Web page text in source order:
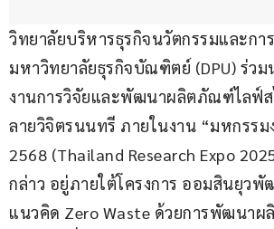
วิทยาลัยบริหารธุรกิจนวัตกรรมและกา
มหาวิทยาลัยธุรกิจบัณฑิตย์ (DPU) ร่วม
งานการวิจัยและพัฒนาผลิตภัณฑ์ไลฟ์
ลายวิจิตรนนทรี ภายในงาน “มหกรร
2568 (Thailand Research Expo
กล่าว อยู่ภายใต้โครงการ ออมสินยุว
แนวคิด Zero Waste ด้วยการพัฒนา